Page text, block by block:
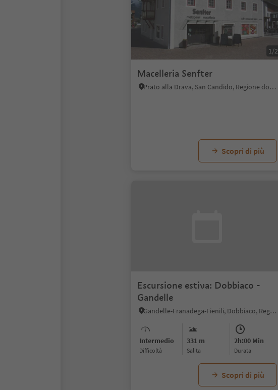
1/2
Macelleria Senfter
Prato alla Drava, San Candido, Regione dolomitica 3 Cime
Scopri di più
Escursione estiva: Dobbiaco -
Gandelle
Gandelle-Franadega-Fienili, Dobbiaco, Regione dolomitica 3 Cime
Intermedio
Difficoltà
331 m
Salita
2h:00 Min
durata
Scopri di più